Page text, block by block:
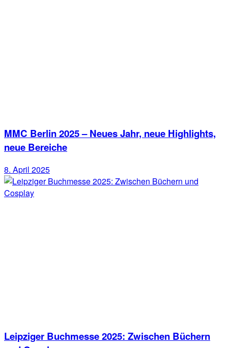
MMC Berlin 2025 – Neues Jahr, neue Highlights,
neue Bereiche
8. April 2025
Leipziger Buchmesse 2025: Zwischen Büchern